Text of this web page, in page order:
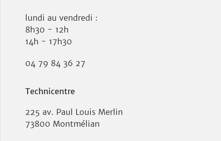
lundi au vendredi :
8h30 - 12h
14h - 17h30
04 79 84 36 27
Technicentre
225 av. Paul Louis Merlin
73800 Montmélian